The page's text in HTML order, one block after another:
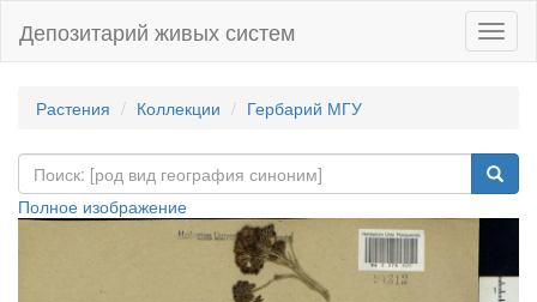
Депозитарий живых систем
Растения Коллекции Гербарий МГУ
Полное изображение